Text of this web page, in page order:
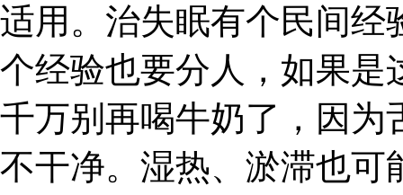
适用。治失眠有个民间经
个经验也要分人，如果是
千万别再喝牛奶了，因为
不干净。湿热、淤滞也可